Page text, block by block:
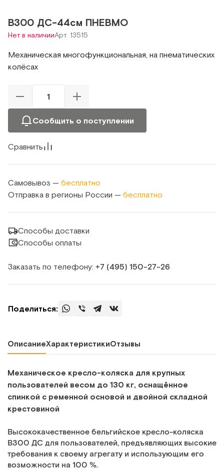
В300 ДС-44см ПНЕВМО
Нет в наличииАрт. 13515
Механическая многофункциональная, на пнематических
колёсах
Сообщить о поступлении
Сравнить
Самовывоз — бесплатно
Отправка в регионы России — бесплатно
Способы доставки
Способы оплаты
Заказать по телефону: +7 (495) 150‑27‑26
Поделиться:
ОписаниеХарактеристикиОтзывы
Механическое кресло-коляска для крупных
пользователей весом до 130 кг, оcнащённое
спинкой с ременной основой и двойной складной
крестовиной
Высококачественное бельгийское кресло-коляска
В300 ДС для пользователей, предъявляющих высокие
требования к своему агрегату и использующим его
возможности на 100 %.